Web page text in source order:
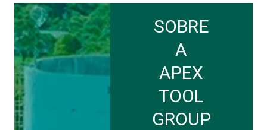
SOBRE
A
APEX
TOOL
GROUP